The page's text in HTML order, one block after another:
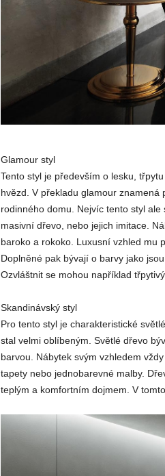
Glamour styl
Tento styl je především o lesku,
hvězd. V překladu glamour
rodinného domu. Nejvíc tento styl
masivní dřevo, nebo jejich imitace.
baroko a rokoko. Luxusní vzhled mu
Doplněné pak bývají o barvy jako
Ozvláštnit se mohou například
Skandinávský styl
Pro tento styl je charakteristické
stal velmi oblíbeným. Světlé dřevo
barvou. Nábytek svým vzhledem
tapety nebo jednobarevné malby.
teplým a komfortním dojmem. V